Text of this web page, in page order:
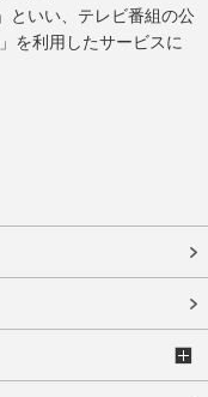
といい、テレビ番組の公
を利用したサービスに